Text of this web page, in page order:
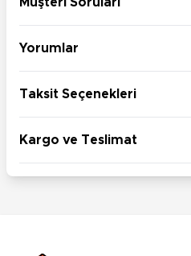
Müşteri Soruları
Yorumlar
Taksit Seçenekleri
Kargo ve Teslimat